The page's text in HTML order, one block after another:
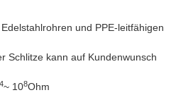
und PPE-leitfähigen
Schlitze kann auf Kundenwunsch
4~ 108Ohm